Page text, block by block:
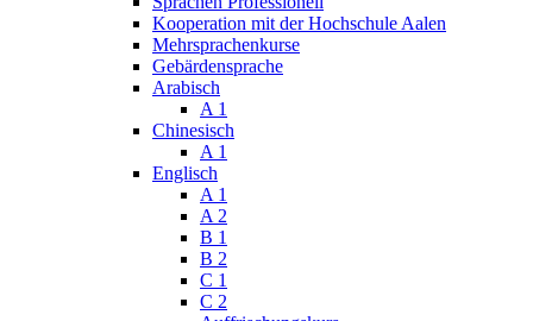
Kooperation mit der Hochschule Aalen
Mehrsprachenkurse
Gebärdensprache
Arabisch
A 1
Chinesisch
A 1
Englisch
A 1
A 2
B 1
B 2
C 1
C 2